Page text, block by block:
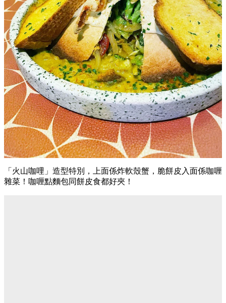
「火山咖哩」造型特別，上面係炸軟殼蟹，脆餅皮入面係咖喱
雜菜！咖喱點麵包同餅皮食都好夾！